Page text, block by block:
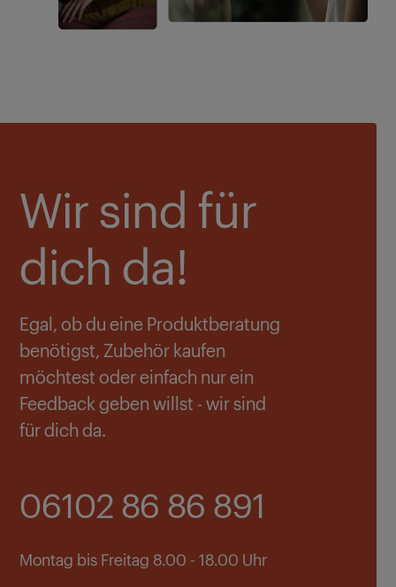
Wir sind für
dich da!
Egal, ob du eine Produktberatung
benötigst, Zubehör kaufen
möchtest oder einfach nur ein
Feedback geben willst - wir sind
für dich da.
06102 86 86 891
Montag bis Freitag 8.00 - 18.00 Uhr